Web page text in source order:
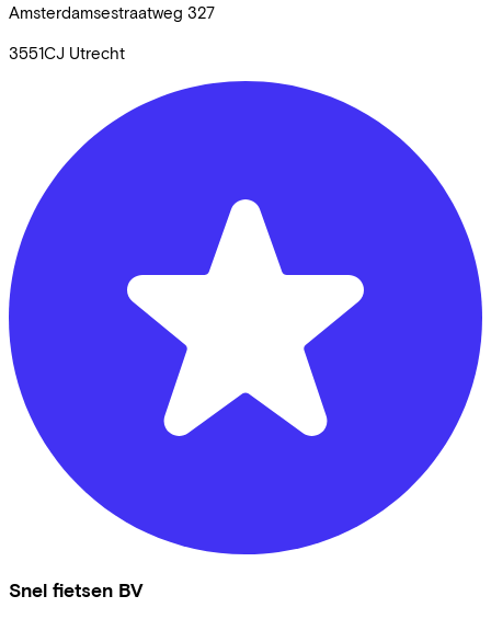
Amsterdamsestraatweg 327
3551CJ Utrecht
Snel fietsen BV